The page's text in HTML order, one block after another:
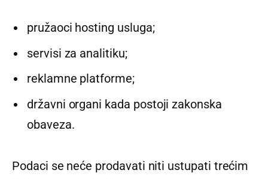
pružaoci hosting usluga;
servisi za analitiku;
reklamne platforme;
državni organi kada postoji zakonska
obaveza.
Podaci se neće prodavati niti ustupati trećim